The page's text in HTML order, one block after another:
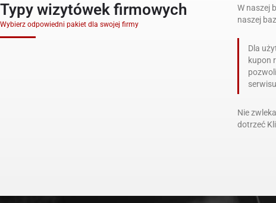
Typy wizytówek firmowych
Wybierz odpowiedni pakiet dla swojej firmy
W naszej
naszej
Dla
kupon
Nie
dotrzeć